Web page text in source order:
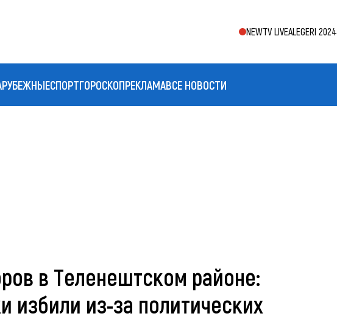
NEWTV LIVEALEGERI 2024
СПОРТГОРОСКОПРЕКЛАМАВСЕ НОВОСТИ
в Теленештском районе:
избили из-за политических